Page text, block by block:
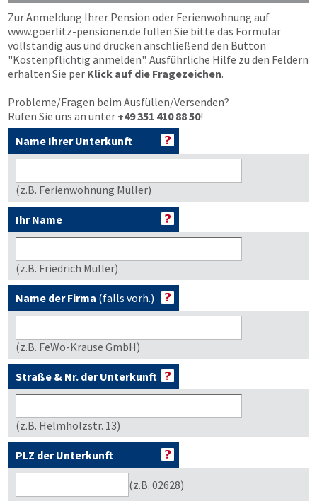
Zur Anmeldung Ihrer Pension oder Ferienwohnung auf
www.goerlitz-pensionen.de füllen Sie bitte das Formular
vollständig aus und drücken anschließend den Button
"Kostenpflichtig anmelden". Ausführliche Hilfe zu den Feldern
erhalten Sie per Klick auf die Fragezeichen.
Probleme/Fragen beim Ausfüllen/Versenden?
Rufen Sie uns an unter +49 351 410 88 50!
Name Ihrer Unterkunft
(z.B. Ferienwohnung Müller)
Ihr Name
(z.B. Friedrich Müller)
Name der Firma (falls vorh.)
(z.B. FeWo-Krause GmbH)
Straße & Nr. der Unterkunft
(z.B. Helmholzstr. 13)
PLZ der Unterkunft
(z.B. 02628)